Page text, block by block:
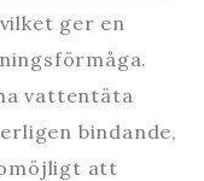
ger en
vattentäta
bindande,
att